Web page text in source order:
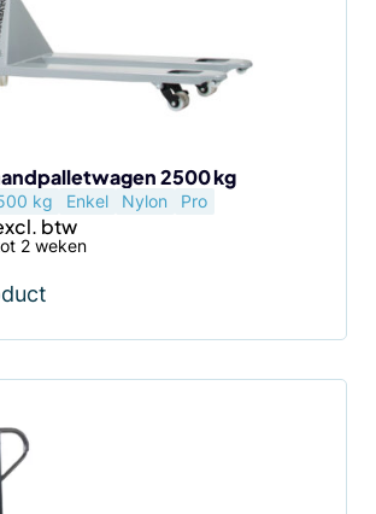
2500 kg
kg Enkel Nylon Pro
2 weken